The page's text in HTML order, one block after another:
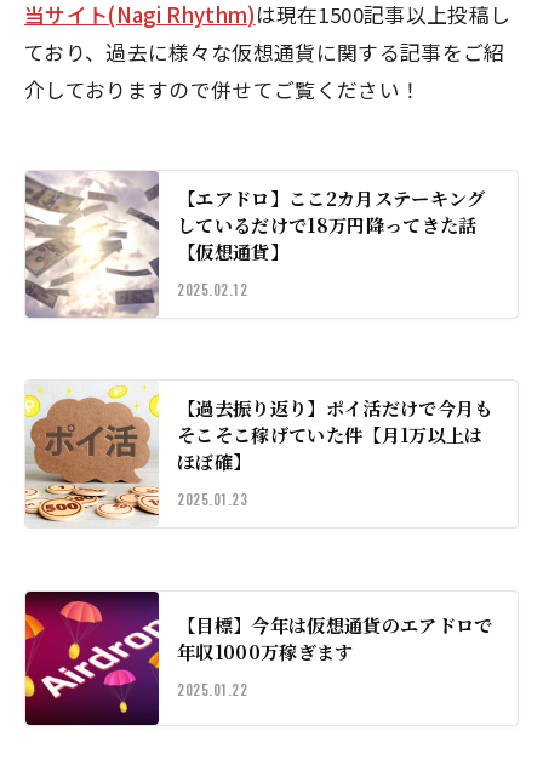
当サイト(Nagi Rhythm)は現在1500記事以上投稿し
ており、過去に様々な仮想通貨に関する記事をご紹
介しておりますので併せてご覧ください！
【エアドロ】ここ2カ月ステーキング
しているだけで18万円降ってきた話
【仮想通貨】
2025.02.12
【過去振り返り】ポイ活だけで今月も
そこそこ稼げていた件【月1万以上は
ほぼ確】
2025.01.23
【目標】今年は仮想通貨のエアドロで
年収1000万稼ぎます
2025.01.22